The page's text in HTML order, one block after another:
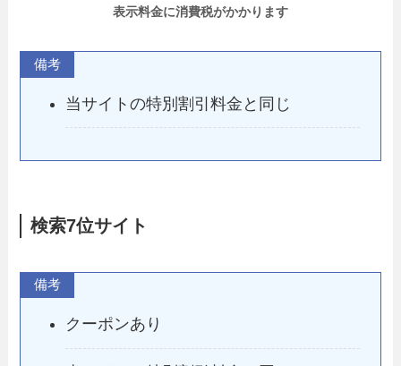
表示料金に消費税がかかります
備考
当サイトの特別割引料金と同じ
検索7位サイト
備考
クーポンあり